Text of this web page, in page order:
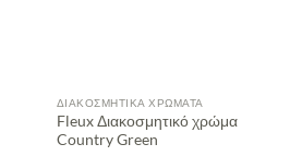
ΔΙΑΚΟΣΜΗΤΙΚΆ ΧΡΏΜΑΤΑ
Fleux Διακοσμητικό χρώμα
Country Green